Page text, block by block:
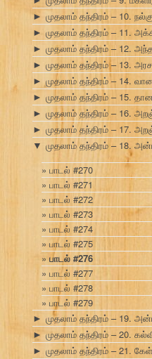
► முதலாம் தந்திரம் – 10.
► முதலாம் தந்திரம் – 11.
► முதலாம் தந்திரம் – 12.
► முதலாம் தந்திரம் – 13.
► முதலாம் தந்திரம் – 14.
► முதலாம் தந்திரம் – 15.
► முதலாம் தந்திரம் – 16.
► முதலாம் தந்திரம் – 17.
▼ முதலாம் தந்திரம் – 18.
பாடல் #270
பாடல் #271
பாடல் #272
பாடல் #273
பாடல் #274
பாடல் #275
பாடல் #276
பாடல் #277
பாடல் #278
பாடல் #279
► முதலாம் தந்திரம் – 19.
► முதலாம் தந்திரம் – 20.
► முதலாம் தந்திரம் – 21.